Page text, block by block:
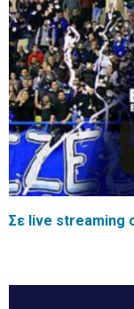
Σε live streaming